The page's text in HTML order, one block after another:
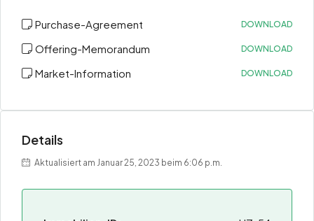
Purchase-Agreement DOWNLOAD
Offering-Memorandum DOWNLOAD
Market-Information DOWNLOAD
Details
Aktualisiert am Januar 25, 2023 beim 6:06 p.m.